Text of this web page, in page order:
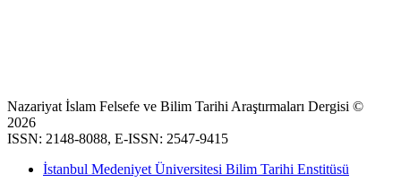
Nazariyat İslam Felsefe ve Bilim Tarihi Araştırmaları Dergisi ©
2026
ISSN: 2148-8088, E-ISSN: 2547-9415
İstanbul Medeniyet Üniversitesi Bilim Tarihi Enstitüsü